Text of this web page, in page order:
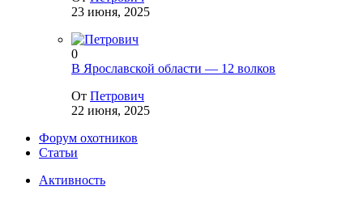
23 июня, 2025
0
В Ярославской области — 12 волков
От Петрович
22 июня, 2025
Форум охотников
Статьи
Активность